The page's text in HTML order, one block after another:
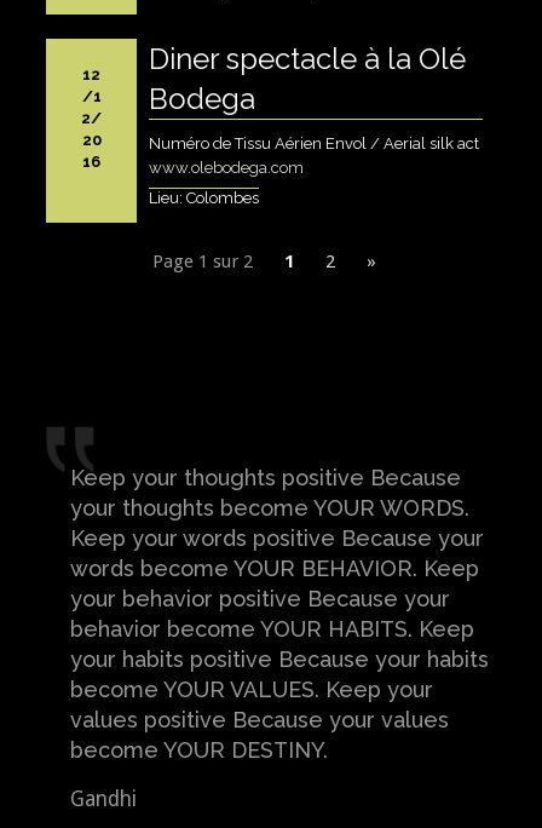
12
/1
2/
20
16
Diner spectacle à la Olé
Bodega
Numéro de Tissu Aérien Envol / Aerial silk act
www.olebodega.com
Lieu: Colombes
Page 1 sur 2 1 2 »
Keep your thoughts positive Because
your thoughts become YOUR WORDS.
Keep your words positive Because your
words become YOUR BEHAVIOR. Keep
your behavior positive Because your
behavior become YOUR HABITS. Keep
your habits positive Because your habits
become YOUR VALUES. Keep your
values positive Because your values
become YOUR DESTINY.
Gandhi